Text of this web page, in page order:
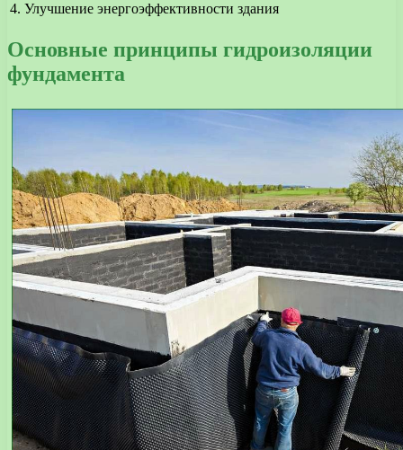
4. Улучшение энергоэффективности здания
Основные принципы гидроизоляции
фундамента